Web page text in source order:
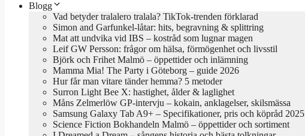
Blogg
Vad betyder tralalero tralala? TikTok-trenden förklarad
Simon and Garfunkel-låtar: hits, begravning & splittring
Mat att undvika vid IBS – kostråd som lugnar magen
Leif GW Persson: frågor om hälsa, förmögenhet och livsstil
Björk och Frihet Malmö – öppettider och inlämning
Mamma Mia! The Party i Göteborg – guide 2026
Hur får man vitare tänder hemma? 5 metoder
Surron Light Bee X: hastighet, ålder & laglighet
Måns Zelmerlöw GP-intervju – kokain, anklagelser, skilsmässa
Samsung Galaxy Tab A9+ – Specifikationer, pris och köpråd 2025
Science Fiction Bokhandeln Malmö – öppettider och sortiment